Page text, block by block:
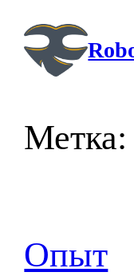
содержимому
Метка:
Опыт